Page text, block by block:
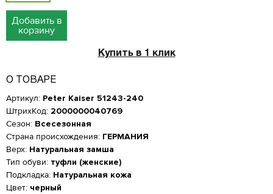
Добавить в
корзину
Купить в 1 клик
О ТОВАРЕ
Артикул: Peter Kaiser 51243-240
ШтрихКод: 2000000040769
Сезон: Всесезонная
Страна происхождения: ГЕРМАНИЯ
Верх: Натуральная замша
Тип обуви: туфли (женские)
Подкладка: Натуральная кожа
Цвет: черный